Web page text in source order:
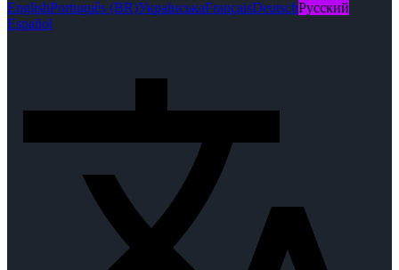
EnglishPortuguês (BR)УкраїнськаFrançaisDeutschРусский
Español